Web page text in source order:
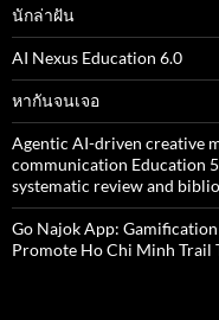
บ
:
นักล่าฝัน
AI Nexus Education 6.0
หากันจนเจอ
Agentic AI-driven creative
communication Education
systematic review and
Go Najok App:
Promote Ho Chi Minh Trail